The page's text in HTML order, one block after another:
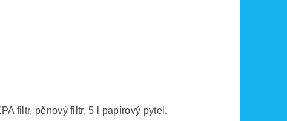
filtr, pěnový filtr, 5 l papírový pytel.